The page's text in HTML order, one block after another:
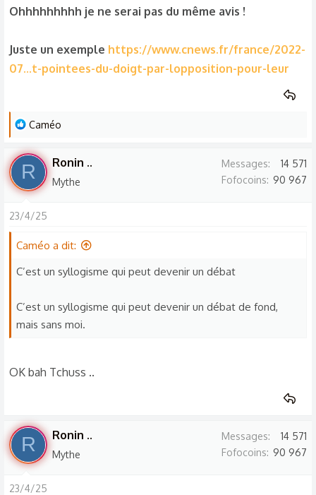
Ohhhhhhhhh je ne serai pas du même avis !
Juste un exemple https://www.cnews.fr/france/2022-
07...t-pointees-du-doigt-par-lopposition-pour-leur
L
s
r
é
c
o
s
Caméo
R Ronin ..
Mythe
Messages
14 571
Fofocoins 90 967
23/4/25
Caméo a dit:
C’est un syllogisme qui peut devenir un débat
C’est un syllogisme qui peut devenir un débat de fond,
mais sans moi.
OK bah Tchuss ..
R Ronin ..
Mythe
Messages
14 571
Fofocoins 90 967
23/4/25